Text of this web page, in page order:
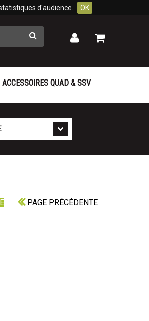
d'audience. OK
Rechercher Mon
Mon
ACCESSOIRES QUAD & SSV
PAGE PRÉCÉDENTE